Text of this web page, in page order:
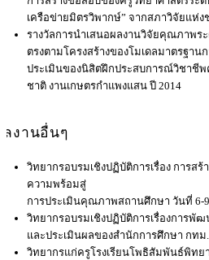
เครือข่ายมิตรวิพากษ์” จากสภาวิจัยแห่ง
รางวัลการนำเสนอผลงานวิจัยคุณภาพระ
ตรงตามโครงสร้างของโมเดลมาตรฐาน
ประเมินของนิสิตฝึกประสบการณ์วิชาชีพ
ชาติ งานเกษตรกำแพงแสน ปี 2014
ลงานอื่นๆ
วิทยากรอบรมเชิงปฏิบัติการเรื่อง การส
ความพร้อมสู่
การประเมินคุณภาพสถานศึกษา วันที่ 6-
วิทยากรอบรมเชิงปฏิบัติการเรื่องการพั
และประเมินผลของสำนักการศึกษา กทม
วิทยากรแก่ครูโรงเรียนโพธิสัมพันธ์พิทย